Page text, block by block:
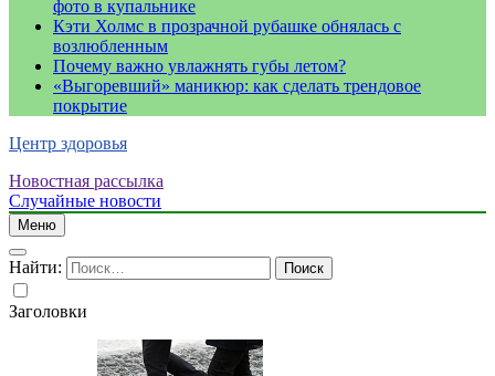
фото в купальнике
Кэти Холмс в прозрачной рубашке обнялась с
возлюбленным
Почему важно увлажнять губы летом?
«Выгоревший» маникюр: как сделать трендовое
покрытие
Центр здоровья
Новостная рассылка
Случайные новости
Меню
Найти:
Заголовки